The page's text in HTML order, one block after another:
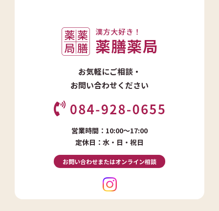
お気軽にご相談・
お問い合わせください
営業時間：10:00～17:00
定休日：水・日・祝日
お問い合わせまたはオンライン相談